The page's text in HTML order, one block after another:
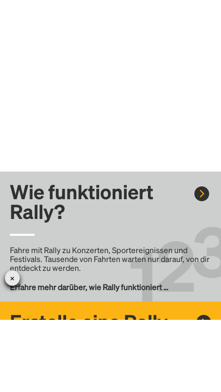
Wie funktioniert
Rally?
Fahre mit Rally zu Konzerten, Sportereignissen und
Festivals. Tausende von Fahrten warten nur darauf, von dir
entdeckt zu werden.
Erfahre mehr darüber, wie Rally funktioniert …
Erstelle eine Rally